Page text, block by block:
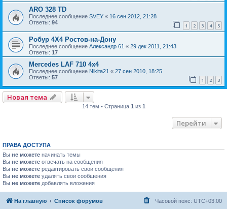
ARO 328 TD
Последнее сообщение SVEY « 16 сен 2012, 21:28
Ответы: 94 1 2 3 4 5
Робур 4Х4 Ростов-на-Дону
Последнее сообщение Александр 61 « 29 дек 2011, 21:43
Ответы: 17
Mercedes LAF 710 4х4
Последнее сообщение Nikita21 « 27 сен 2010, 18:25
Ответы: 57 1 2 3
Новая тема
14 тем • Страница 1 из 1
Перейти
ПРАВА ДОСТУПА
Вы не можете начинать темы
Вы не можете отвечать на сообщения
Вы не можете редактировать свои сообщения
Вы не можете удалять свои сообщения
Вы не можете добавлять вложения
На главную Список форумов Часовой пояс: UTC+03:00